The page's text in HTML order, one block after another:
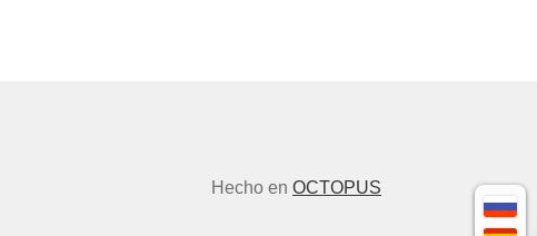
Hecho en OCTOPUS